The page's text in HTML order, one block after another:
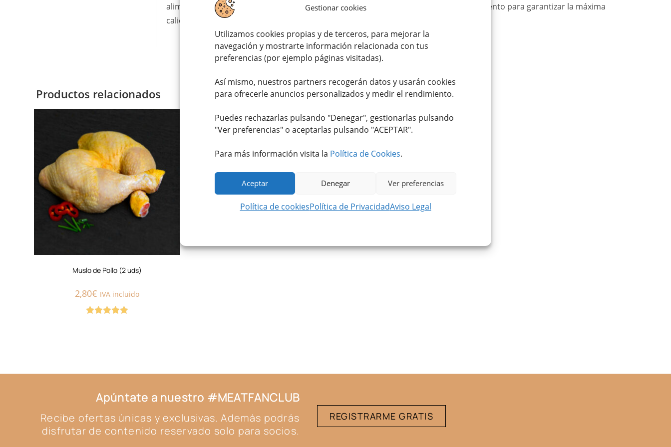
Gestionar cookies
Utilizamos cookies propias y de terceros, para mejorar la
navegación y mostrarte información relacionada con tus
preferencias (por ejemplo páginas visitadas).
Así mismo, nuestros partners recogerán datos y usarán cookies
para ofrecerle anuncios personalizados y medir el rendimiento.
Puedes rechazarlas pulsando "Denegar", gestionarlas pulsando
"Ver preferencias" o aceptarlas pulsando "ACEPTAR".
Para más información visita la Política de Cookies.
Aceptar Denegar Ver preferencias
Política de cookiesPolítica de PrivacidadAviso Legal
alimentación el maíz. Los pollos de corral son de razas seleccionadas de crecimiento lento para garantizar la máxima
calidad y sabor.
Productos relacionados
Muslo de Pollo (2 uds)
2,80€ IVA incluido
Apúntate a nuestro #MEATFANCLUB
Recibe ofertas únicas y exclusivas. Además podrás
disfrutar de contenido reservado solo para socios.
REGISTRARME GRATIS